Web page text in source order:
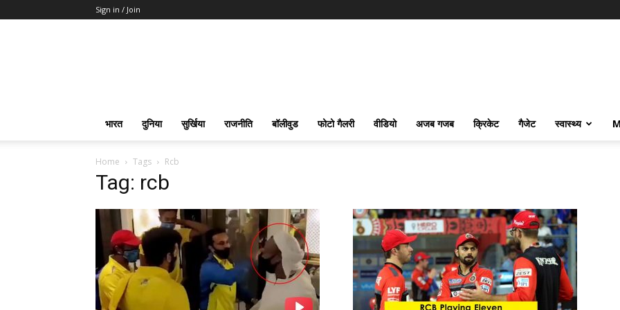
Sign in / Join
भारत दुनिया सुर्खिया राजनीति बॉलीवुड फोटो गैलरी वीडियो अजब गजब क्रिकेट गैजेट स्वास्थ्य
Home Tags Rcb
Tag: rcb